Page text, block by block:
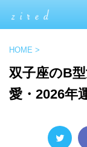
HOME >
双子座のB
愛・2026年